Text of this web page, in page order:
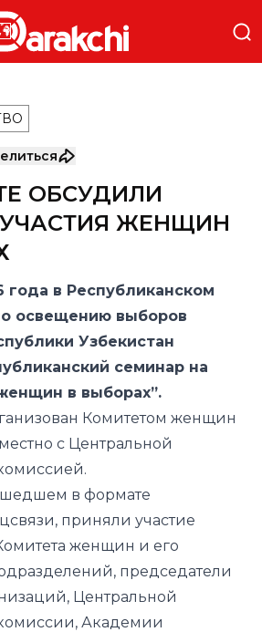
ОБСУДИЛИ
ЖЕНЩИН
года в Республиканском
освещению выборов
Узбекистан
семинар на
в выборах”.
Комитетом женщин
с Центральной
в формате
приняли участие
женщин и его
председатели
Центральной
Академии